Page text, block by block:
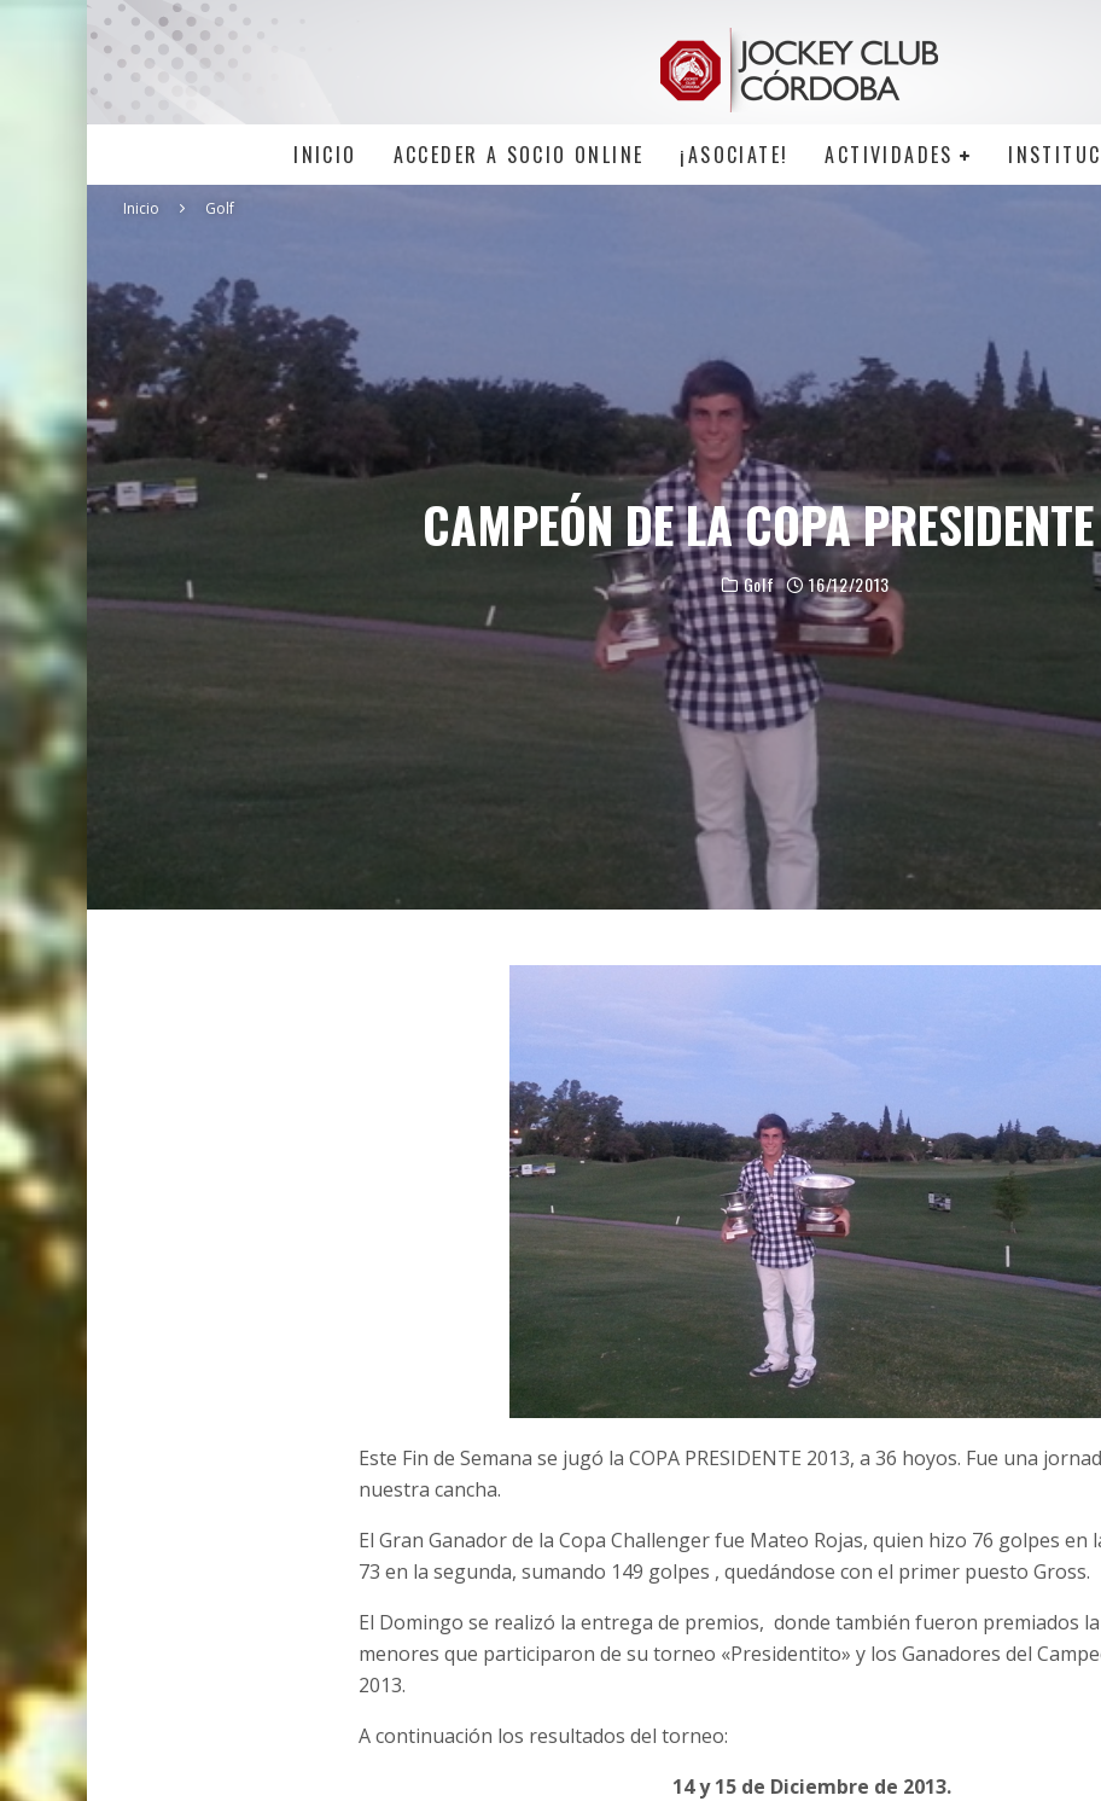
INICIO ACCEDER A SOCIO ONLINE ¡ASOCIATE! ACTIVIDADES
Inicio Golf
CAMPEÓN DE LA COPA
Golf 16/12/2013
Este Fin de Semana se jugó la COPA PRESIDENTE 2013, a 36 hoyos. Fue una
nuestra cancha.
El Gran Ganador de la Copa Challenger fue Mateo Rojas, quien hizo 76 golpes en
73 en la segunda, sumando 149 golpes , quedándose con el primer puesto Gross.
El Domingo se realizó la entrega de premios, donde también fueron premiados la
menores que participaron de su torneo «Presidentito» y los Ganadores del
2013.
A continuación los resultados del torneo:
14 y 15 de Diciembre de 2013.